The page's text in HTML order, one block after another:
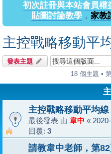
初次註冊與本站會員權
貼圖討論教學， 家教
主控戰略移動平
發表主題
18 個主題 • 第
主控戰略移動平均
最後發表 由 韋中 «
回覆: 3
請教韋中老師，第